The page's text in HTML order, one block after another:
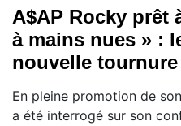
A$AP Rocky prêt
à mains nues » :
nouvelle tournure
En pleine promotion de
a été interrogé sur son